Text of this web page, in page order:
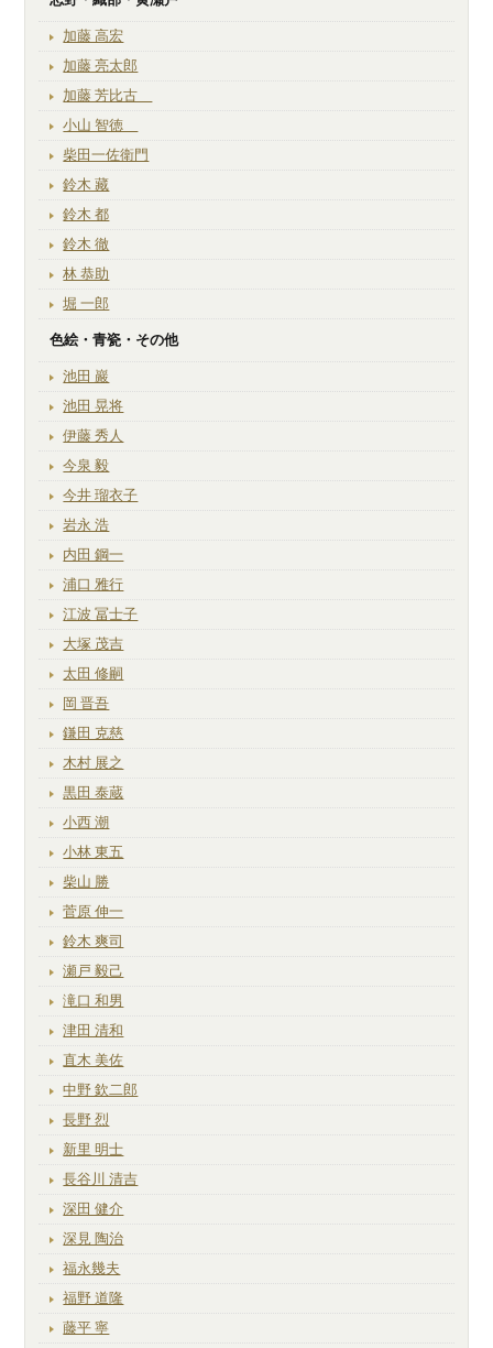
加藤 高宏
加藤 亮太郎
加藤 芳比古
小山 智徳
柴田一佐衛門
鈴木 藏
鈴木 都
鈴木 徹
林 恭助
堀 一郎
色絵・青瓷・その他
池田 巖
池田 晃将
伊藤 秀人
今泉 毅
今井 瑠衣子
岩永 浩
内田 鋼一
浦口 雅行
江波 冨士子
大塚 茂吉
太田 修嗣
岡 晋吾
鎌田 克慈
木村 展之
黒田 泰蔵
小西 潮
小林 東五
柴山 勝
菅原 伸一
鈴木 爽司
瀬戸 毅己
滝口 和男
津田 清和
直木 美佐
中野 欽二郎
長野 烈
新里 明士
長谷川 清吉
深田 健介
深見 陶治
福永幾夫
福野 道隆
藤平 寧